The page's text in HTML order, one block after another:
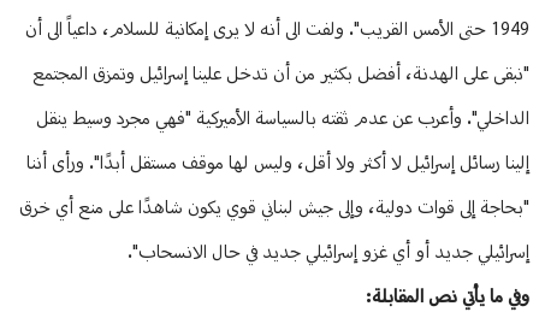
1949 حتى الأمس القريب". ولفت الى أنه لا يرى إمكانية للسلام، داعياً الى أن
"نبقى على الهدنة، أفضل بكثير من أن تدخل علينا إسرائيل وتمزق المجتمع
الداخلي". وأعرب عن عدم ثقته بالسياسة الأميركية "فهي مجرد وسيط ينقل
إلينا رسائل إسرائيل لا أكثر ولا أقل، وليس لها موقف مستقل أبدًا". ورأى أننا
"بحاجة إلى قوات دولية، وإلى جيش لبناني قوي يكون شاهدًا على منع أي خرق
إسرائيلي جديد أو أي غزو إسرائيلي جديد في حال الانسحاب".
وفي ما يأتي نص المقابلة: